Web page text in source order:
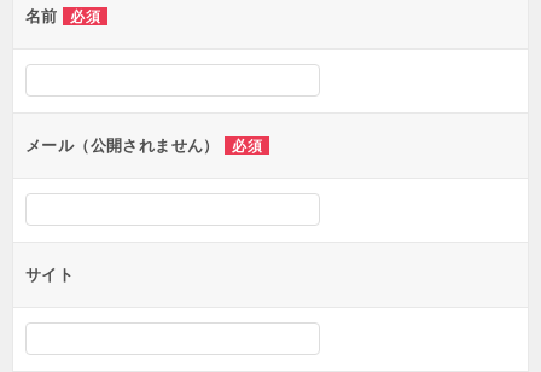
ー
シ
ョ
ン
名前 必須
メール（公開されません） 必須
サイト